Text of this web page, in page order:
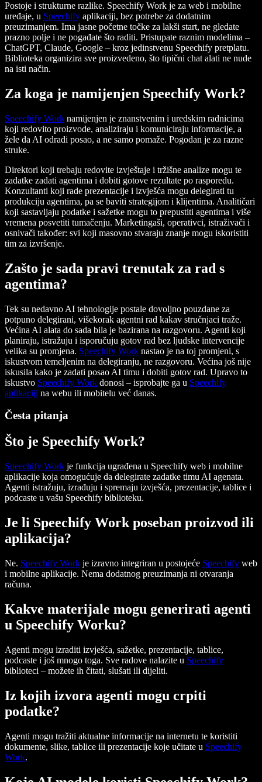
Postoje i strukturne razlike. Speechify Work je za web i mobilne
uređaje, u Speechify aplikaciji, bez potrebe za dodatnim
preuzimanjem. Ima jasne početne točke za lakši start, ne gledate
prazno polje i ne pogađate što raditi. Pristupate raznim modelima –
ChatGPT, Claude, Google – kroz jedinstvenu Speechify pretplatu.
Biblioteka organizira sve proizvedeno, što tipični chat alati ne nude
na isti način.
Za koga je namijenjen Speechify Work?
Speechify Work namijenjen je znanstvenim i uredskim radnicima
koji redovito proizvode, analiziraju i komuniciraju informacije, a
žele da AI odradi posao, a ne samo pomaže. Pogodan je za razne
struke.
Direktori koji trebaju redovite izvještaje i tržišne analize mogu te
zadatke zadati agentima i dobiti gotove rezultate po rasporedu.
Konzultanti koji rade prezentacije i izvješća mogu delegirati tu
produkciju agentima, pa se baviti strategijom i klijentima. Analitičari
koji sastavljaju podatke i sažetke mogu to prepustiti agentima i više
vremena posvetiti tumačenju. Marketingaši, operativci, istraživači i
osnivači također: svi koji masovno stvaraju znanje mogu iskoristiti
tim za izvršenje.
Zašto je sada pravi trenutak za rad s
agentima?
Tek su nedavno AI tehnologije postale dovoljno pouzdane za
potpuno delegirani, višekorak agentni rad kakav stručnjaci traže.
Većina AI alata do sada bila je bazirana na razgovoru. Agenti koji
planiraju, istražuju i isporučuju gotov rad bez ljudske intervencije
velika su promjena. Speechify Work nastao je na toj promjeni, s
iskustvom temeljenim na delegiranju, ne razgovoru. Većina još nije
iskusila kako je zadati posao AI timu i dobiti gotov rad. Upravo to
iskustvo Speechify Work donosi – isprobajte ga u Speechify
aplikaciji na webu ili mobitelu već danas.
Česta pitanja
Što je Speechify Work?
Speechify Work je funkcija ugrađena u Speechify web i mobilne
aplikacije koja omogućuje da delegirate zadatke timu AI agenata.
Agenti istražuju, izrađuju i spremaju izvješća, prezentacije, tablice i
podcaste u vašu Speechify biblioteku.
Je li Speechify Work poseban proizvod ili
aplikacija?
Ne. Speechify Work je izravno integriran u postojeće Speechify web
i mobilne aplikacije. Nema dodatnog preuzimanja ni otvaranja
računa.
Kakve materijale mogu generirati agenti
u Speechify Worku?
Agenti mogu izraditi izvješća, sažetke, prezentacije, tablice,
podcaste i još mnogo toga. Sve radove nalazite u Speechify
biblioteci – možete ih čitati, slušati ili dijeliti.
Iz kojih izvora agenti mogu crpiti
podatke?
Agenti mogu tražiti aktualne informacije na internetu te koristiti
dokumente, slike, tablice ili prezentacije koje učitate u Speechify
Work.